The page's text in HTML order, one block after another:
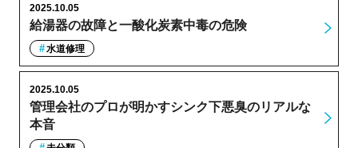
給湯器の故障と一酸化炭素中毒の危険
2025.10.05
水道修理
管理会社のプロが明かすシンク下悪臭のリアルな
本音
2025.10.05